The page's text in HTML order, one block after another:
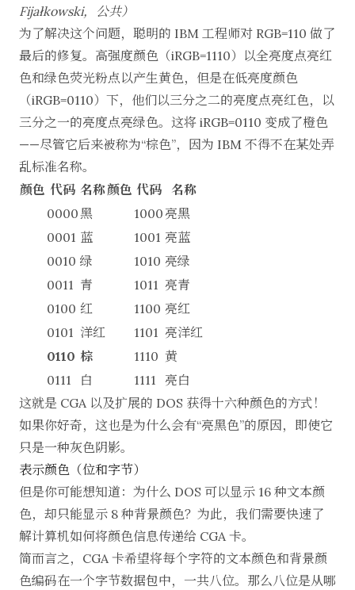
Fijałkowski，公共）
为了解决这个问题，聪明的 IBM 工程师对 RGB=110 做了
最后的修复。高强度颜色（iRGB=1110）以全亮度点亮红
色和绿色荧光粉点以产生黄色，但是在低亮度颜色
（iRGB=0110）下，他们以三分之二的亮度点亮红色，以
三分之一的亮度点亮绿色。这将 iRGB=0110 变成了橙色
——尽管它后来被称为“棕色”，因为 IBM 不得不在某处弄
乱标准名称。
颜色 代码 名称颜色 代码
名称
0000黑 1000亮黑
0001 蓝 1001 亮蓝
0010 绿 1010 亮绿
0011 青 1011 亮青
0100 红 1100 亮红
0101 洋红 1101 亮洋红
0110 棕 1110 黄
0111
白 1111 亮白
这就是 CGA 以及扩展的 DOS 获得十六种颜色的方式！
如果你好奇，这也是为什么会有“亮黑色”的原因，即使它
只是一种灰色阴影。
表示颜色（位和字节）
但是你可能想知道：为什么 DOS 可以显示 16 种文本颜
色，却只能显示 8 种背景颜色？为此，我们需要快速了
解计算机如何将颜色信息传递给 CGA 卡。
简而言之，CGA 卡希望将每个字符的文本颜色和背景颜
色编码在一个字节数据包中，一共八位。那么八位是从哪